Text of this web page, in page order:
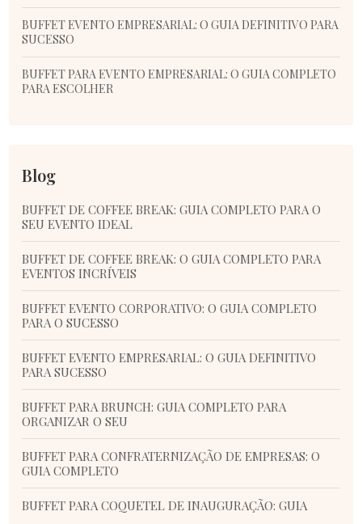
BUFFET EVENTO EMPRESARIAL: O GUIA DEFINITIVO PARA
SUCESSO
BUFFET PARA EVENTO EMPRESARIAL: O GUIA COMPLETO
PARA ESCOLHER
Blog
BUFFET DE COFFEE BREAK: GUIA COMPLETO PARA O
SEU EVENTO IDEAL
BUFFET DE COFFEE BREAK: O GUIA COMPLETO PARA
EVENTOS INCRÍVEIS
BUFFET EVENTO CORPORATIVO: O GUIA COMPLETO
PARA O SUCESSO
BUFFET EVENTO EMPRESARIAL: O GUIA DEFINITIVO
PARA SUCESSO
BUFFET PARA BRUNCH: GUIA COMPLETO PARA
ORGANIZAR O SEU
BUFFET PARA CONFRATERNIZAÇÃO DE EMPRESAS: O
GUIA COMPLETO
BUFFET PARA COQUETEL DE INAUGURAÇÃO: GUIA